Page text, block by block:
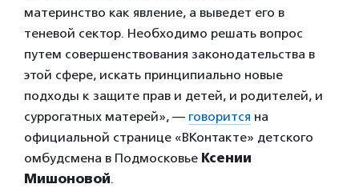
материнство как явление, а выведет его в
теневой сектор. Необходимо решать вопрос
путем совершенствования законодательства в
этой сфере, искать принципиально новые
подходы к защите прав и детей, и родителей, и
суррогатных матерей», — говорится на
официальной странице «ВКонтакте» детского
омбудсмена в Подмосковье Ксении
Мишоновой.